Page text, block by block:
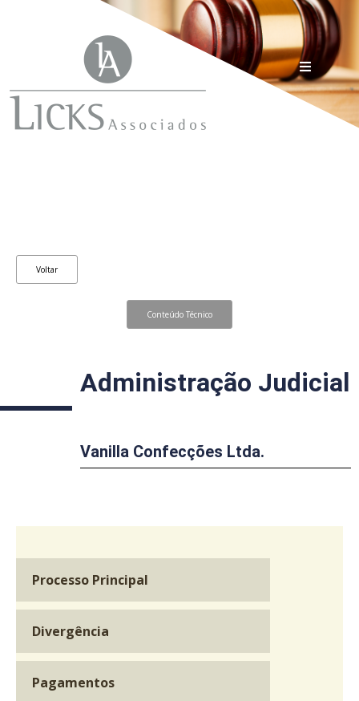
Voltar
Conteúdo Técnico
Administração Judicial
Vanilla Confecções Ltda.
Processo Principal
Divergência
Pagamentos